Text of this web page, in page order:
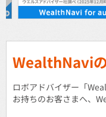
WealthNavi
ロボアドバイザー「
お持ちのお客さまへ、